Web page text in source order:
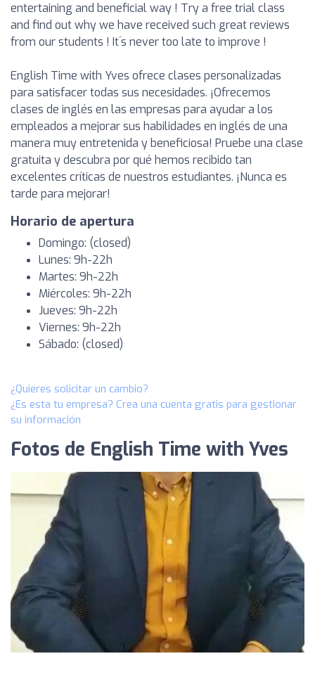
entertaining and beneficial way ! Try a free trial class
and find out why we have received such great reviews
from our students ! It´s never too late to improve !
English Time with Yves ofrece clases personalizadas
para satisfacer todas sus necesidades. ¡Ofrecemos
clases de inglés en las empresas para ayudar a los
empleados a mejorar sus habilidades en inglés de una
manera muy entretenida y beneficiosa! Pruebe una clase
gratuita y descubra por qué hemos recibido tan
excelentes críticas de nuestros estudiantes. ¡Nunca es
tarde para mejorar!
Horario de apertura
Domingo: (closed)
Lunes: 9h-22h
Martes: 9h-22h
Miércoles: 9h-22h
Jueves: 9h-22h
Viernes: 9h-22h
Sábado: (closed)
¿Quieres solicitar un cambio?
¿Es esta tu empresa? Crea una cuenta gratis para gestionar
su información
Fotos de English Time with Yves